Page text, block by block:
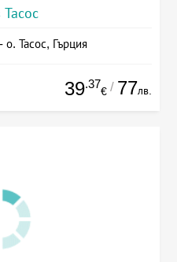
Тасос
Тасос, Гърция
39.37
€ / 77лв.